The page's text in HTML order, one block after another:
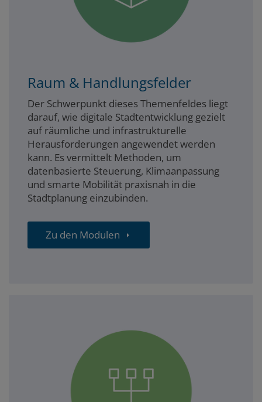
Raum & Handlungsfelder
Der Schwerpunkt dieses Themenfeldes liegt
darauf, wie digitale Stadtentwicklung gezielt
auf räumliche und infrastrukturelle
Herausforderungen angewendet werden
kann. Es vermittelt Methoden, um
datenbasierte Steuerung, Klimaanpassung
und smarte Mobilität praxisnah in die
Stadtplanung einzubinden.
Zu den Modulen